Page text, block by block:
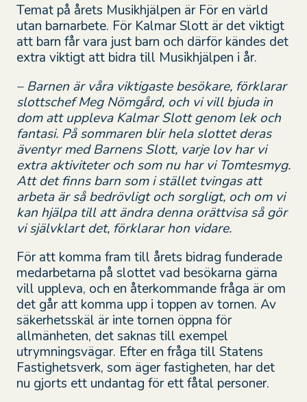
Temat på årets Musikhjälpen är För en värld
utan barnarbete. För Kalmar Slott är det viktigt
att barn får vara just barn och därför kändes det
extra viktigt att bidra till Musikhjälpen i år.
– Barnen är våra viktigaste besökare, förklarar
slottschef Meg Nömgård, och vi vill bjuda in
dom att uppleva Kalmar Slott genom lek och
fantasi. På sommaren blir hela slottet deras
äventyr med Barnens Slott, varje lov har vi
extra aktiviteter och som nu har vi Tomtesmyg.
Att det finns barn som i stället tvingas att
arbeta är så bedrövligt och sorgligt, och om vi
kan hjälpa till att ändra denna orättvisa så gör
vi självklart det, förklarar hon vidare.
För att komma fram till årets bidrag funderade
medarbetarna på slottet vad besökarna gärna
vill uppleva, och en återkommande fråga är om
det går att komma upp i toppen av tornen. Av
säkerhetsskäl är inte tornen öppna för
allmänheten, det saknas till exempel
utrymningsvägar. Efter en fråga till Statens
Fastighetsverk, som äger fastigheten, har det
nu gjorts ett undantag för ett fåtal personer.